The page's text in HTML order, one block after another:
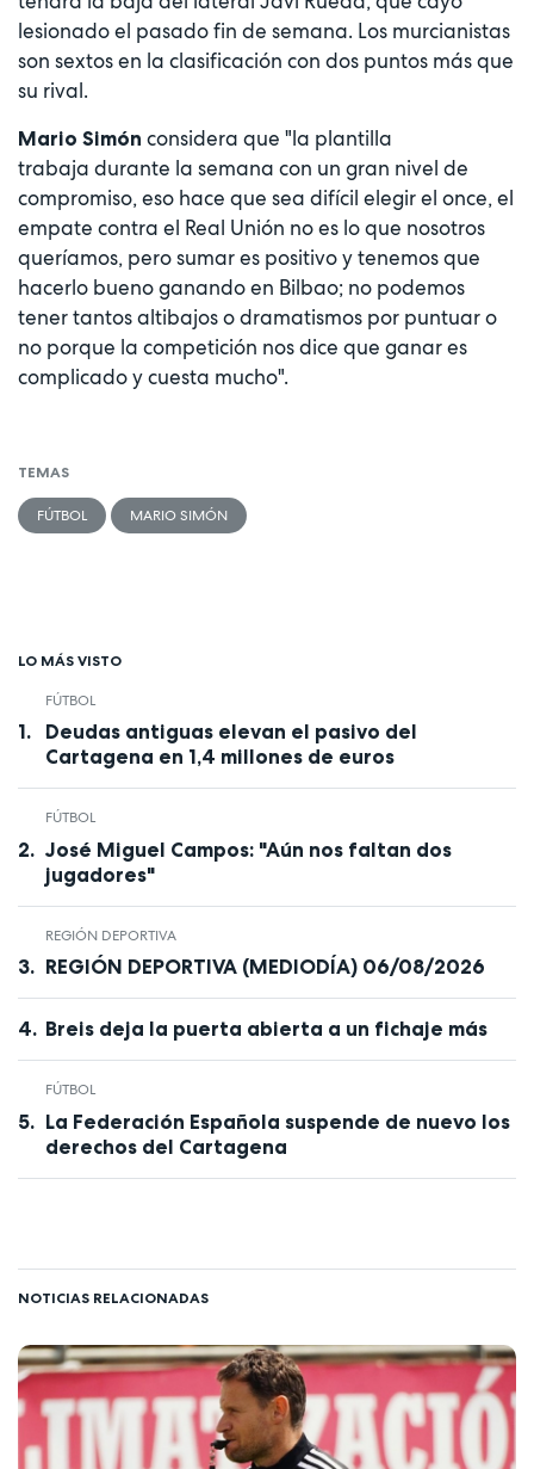
lesionado el pasado fin de semana. Los murcianistas
son sextos en la clasificación con dos puntos más que
su rival.
Mario Simón considera que "la plantilla
trabaja durante la semana con un gran nivel de
compromiso, eso hace que sea difícil elegir el once, el
empate contra el Real Unión no es lo que nosotros
queríamos, pero sumar es positivo y tenemos que
hacerlo bueno ganando en Bilbao; no podemos
tener tantos altibajos o dramatismos por puntuar o
no porque la competición nos dice que ganar es
complicado y cuesta mucho".
TEMAS
FÚTBOL MARIO SIMÓN
LO MÁS VISTO
FÚTBOL
Deudas antiguas elevan el pasivo del
Cartagena en 1,4 millones de euros
FÚTBOL
José Miguel Campos: "Aún nos faltan dos
jugadores"
REGIÓN DEPORTIVA
REGIÓN DEPORTIVA (MEDIODÍA) 06/08/2026
Breis deja la puerta abierta a un fichaje más
FÚTBOL
La Federación Española suspende de nuevo los
derechos del Cartagena
NOTICIAS RELACIONADAS